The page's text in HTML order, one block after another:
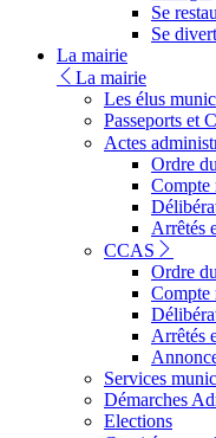
Se
Se
La mairie
La mairie
Les élus
Passeports et
Actes
Ordre
Compte
Arrêtés
CCAS
Ordre
Compte
Arrêtés
Services
Démarches
Elections